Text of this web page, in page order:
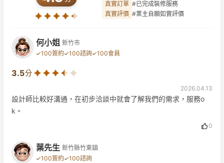
真實訂單 #已完成裝修服務
真實評價 #業主自願如實評價
何小姐 新竹市
100簽約
100諮詢 100會員
3.5分
2026.04.13
設計師比較好溝通，在初步洽談中就會了解我們的需求，服務o
k。
0
葉先生 新竹縣竹東鎮
100簽約
100諮詢